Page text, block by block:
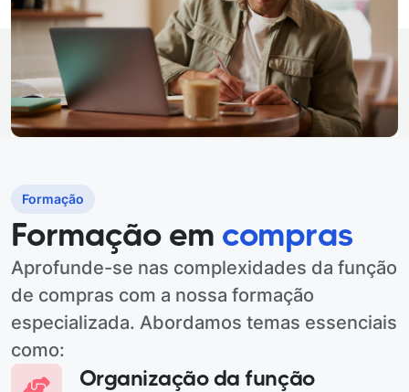
Formação
Formação em compras
Aprofunde-se nas complexidades da função
de compras com a nossa formação
especializada. Abordamos temas essenciais
como:
Organização da função